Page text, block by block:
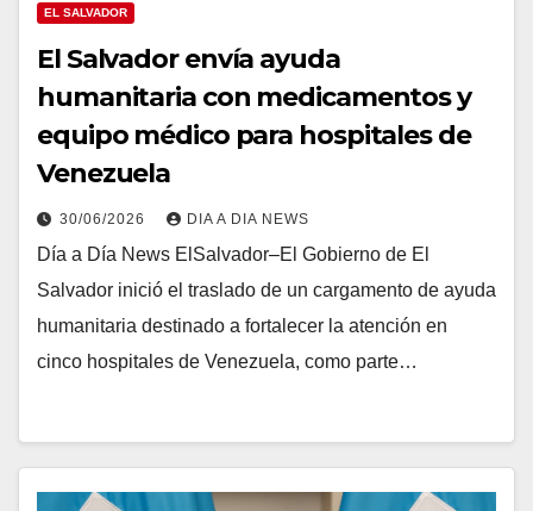
EL SALVADOR
El Salvador envía ayuda
humanitaria con medicamentos y
equipo médico para hospitales de
Venezuela
30/06/2026 DIA A DIA NEWS
Día a Día News ElSalvador–El Gobierno de El
Salvador inició el traslado de un cargamento de ayuda
humanitaria destinado a fortalecer la atención en
cinco hospitales de Venezuela, como parte…